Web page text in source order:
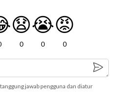
😧
0
😭
0
😡
0
jawab pengguna dan diatur